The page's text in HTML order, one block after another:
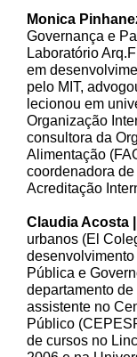
Monica
Governança e
Laboratório
em
pelo MIT,
lecionou em
Organização
consultora da
Alimentação
coordenadora
Acreditação
Claudia Acosta |
urbanos (El
Pública e
departamento
assistente no
Público
de cursos no